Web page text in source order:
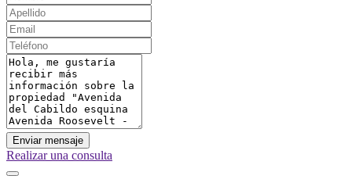
Enviar mensaje
Realizar una consulta